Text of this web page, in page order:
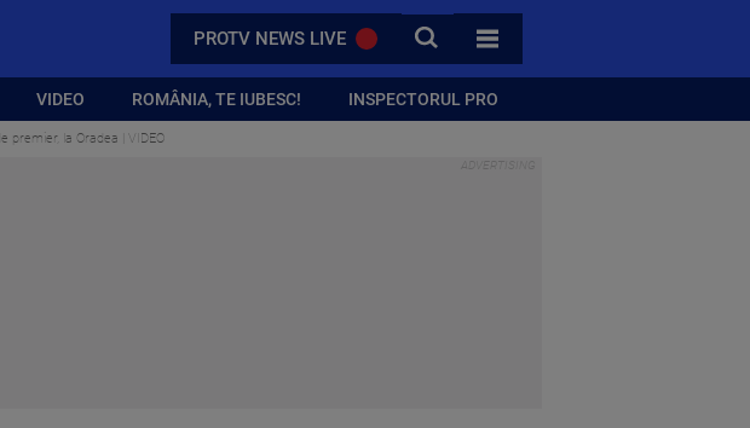
PROTV NEWS LIVE CAUTA
TOATE CATEGORIILE
VIDEO ROMÂNIA, TE IUBESC! INSPECTORUL PRO
premier, la Oradea | VIDEO